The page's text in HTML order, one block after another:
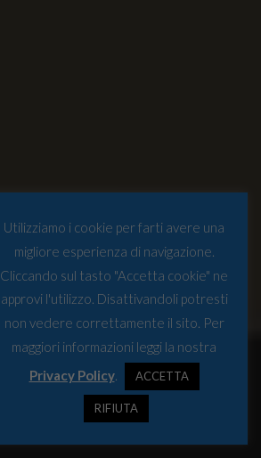
Utilizziamo i cookie per farti avere una
migliore esperienza di navigazione.
Cliccando sul tasto "Accetta cookie" ne
approvi l'utilizzo. Disattivandoli potresti
non vedere correttamente il sito. Per
maggiori informazioni leggi la nostra
Privacy Policy. ACCETTA
RIFIUTA